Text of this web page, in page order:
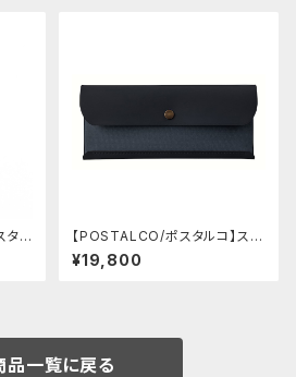
タム
【POSTALCO/ポスタルコ】スナ
ップペンケース (Navy Blue)
¥19,800
品一覧に戻る